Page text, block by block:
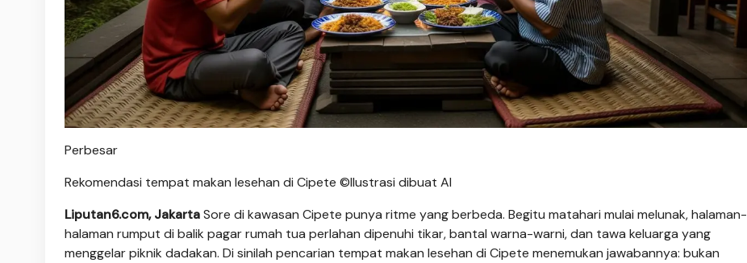
Perbesar
Rekomendasi tempat makan lesehan di Cipete ©Ilustrasi dibuat AI
Liputan6.com, JakartaSore di kawasan Cipete punya ritme yang berbeda. Begitu matahari mulai melunak, halaman-
halaman rumput di balik pagar rumah tua perlahan dipenuhi tikar, bantal warna-warni, dan tawa keluarga yang
menggelar piknik dadakan. Di sinilah pencarian tempat makan lesehan di Cipete menemukan jawabannya: bukan